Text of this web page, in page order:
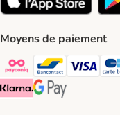
Moyens de paiement
Payconiq Payment Method
bancontact
Visa
Klarna Payment Method
Google Pay